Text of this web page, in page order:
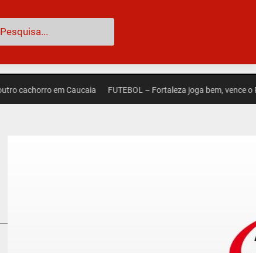
em Caucaia FUTEBOL – Fortaleza joga bem, vence o